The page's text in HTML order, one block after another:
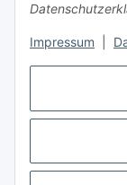
Impressum
Fax +49 30